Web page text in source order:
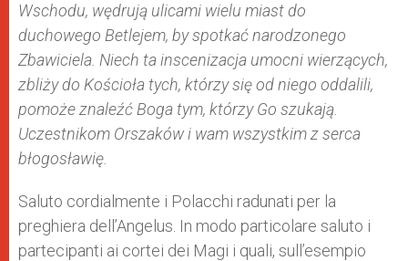
Wschodu, wędrują ulicami wielu miast do
duchowego Betlejem, by spotkać narodzonego
Zbawiciela. Niech ta inscenizacja umocni wierzących,
zbliży do Kościoła tych, którzy się od niego oddalili,
pomoże znaleźć Boga tym, którzy Go szukają.
Uczestnikom Orszaków i wam wszystkim z serca
błogosławię.
Saluto cordialmente i Polacchi radunati per la
preghiera dell’Angelus. In modo particolare saluto i
partecipanti ai cortei dei Magi i quali, sull’esempio